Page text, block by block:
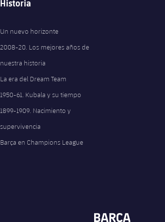
Historia
Un nuevo horizonte
2008-20. Los mejores años de
nuestra historia
La era del Dream Team
1950-61. Kubala y su tiempo
1899-1909. Nacimiento y
supervivencia
Barça en Champions League